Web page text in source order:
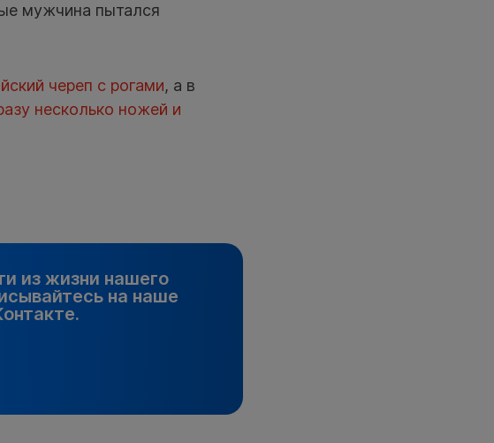
мужчина пытался
череп с рогами, а в
несколько ножей и
из жизни нашего
на наше